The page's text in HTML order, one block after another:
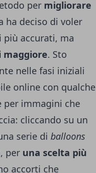
per migliorare
ha deciso di voler
accurati, ma
maggiore. Sto
nelle fasi iniziali
online con qualche
per immagini che
cliccando su un
serie di balloons
per una scelta più
accorti che